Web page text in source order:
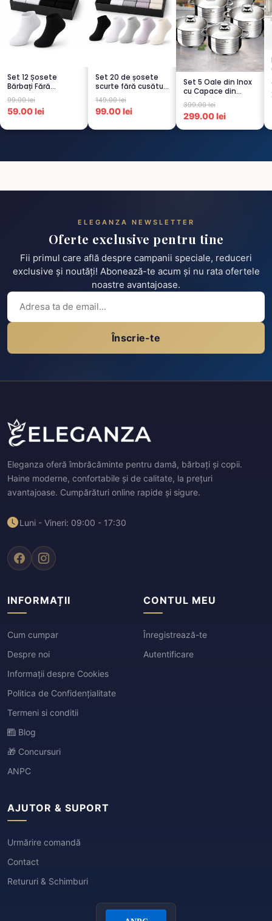
Set 12 Șosete
Bărbați Fără
Cusături – 6 Albe +
6 Negre...
99.00 lei
59.00 lei
Set 20 de șosete
scurte fără cusături
pentru femei – 5...
149.00 lei
99.00 lei
Set 5 Oale din Inox
cu Capace din
Sticlă
Termorezistent...
399.00 lei
299.00 lei
ELEGANZA NEWSLETTER
Oferte exclusive pentru tine
Fii primul care află despre campanii speciale, reduceri
exclusive și noutăți! Abonează-te acum și nu rata ofertele
noastre avantajoase.
Înscrie-te
Eleganza oferă îmbrăcăminte pentru damă, bărbați și copii.
Haine moderne, confortabile și de calitate, la prețuri
avantajoase. Cumpărături online rapide și sigure.
Luni - Vineri: 09:00 - 17:30
INFORMAȚII
Cum cumpar
Despre noi
Informații despre Cookies
Politica de Confidențialitate
Termeni si conditii
Blog
🎁 Concursuri
ANPC
CONTUL MEU
Înregistrează-te
Autentificare
AJUTOR & SUPORT
Urmărire comandă
Contact
Retururi & Schimburi